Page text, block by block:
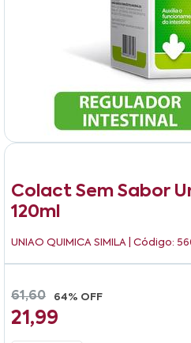
Colact Sem Sabor
120ml
UNIAO QUIMICA SIMILA | Código:
61,60 64% OFF
21,99